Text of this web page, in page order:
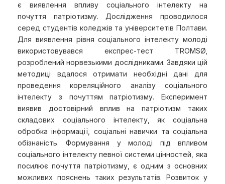
є виявлення впливу соціального інтелекту на
почуття патріотизму. Дослідження проводилося
серед студентів коледжів та університетів Полтави.
Для виявлення рівня соціального інтелекту молоді
використовувався експрес-тест TROMSØ,
розроблений норвезькими дослідниками. Завдяки цій
методиці вдалося отримати необхідні дані для
проведення кореляційного аналізу соціального
інтелекту з почуттям патріотизму. Експеримент
виявив достовірний вплив на патріотизм таких
складових соціального інтелекту, як соціальна
обробка інформації, соціальні навички та соціальна
обізнаність. Формування у молоді під впливом
соціального інтелекту певної системи цінностей, яка
посилює почуття патріотизму, є одним з основних
можливих пояснень таких результатів. Розвиток у